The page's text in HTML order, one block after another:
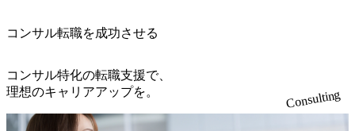
報 (https://www.xspear.co.jp/member/)一部抜粋 - 伊勢山 昇吾氏:
広いプロジェクトに従事 - 鈴木健仁氏：新卒でベイカレン
トに入社し最年少ディレクターを経てXspearに参画 - 梶田
威人氏：BCG出身。金融業界における戦略策定、DX戦略立
アドバイザーによる自身のキャリア構築をめざす「キャリ
スタイム制度を実施しており、月単位の決められた労働時
間の範囲内で、出社・退社の時刻を社員の自己裁量に委
ね、ワークライフバランスを図りながら効率的に働くこと
ができる 【休日】 土日祝休みの完全週休2日制 2025年度の
コンサル転職を成功させる
コンサル特化の転職支援で、
理想のキャリアアップを。
Consulting